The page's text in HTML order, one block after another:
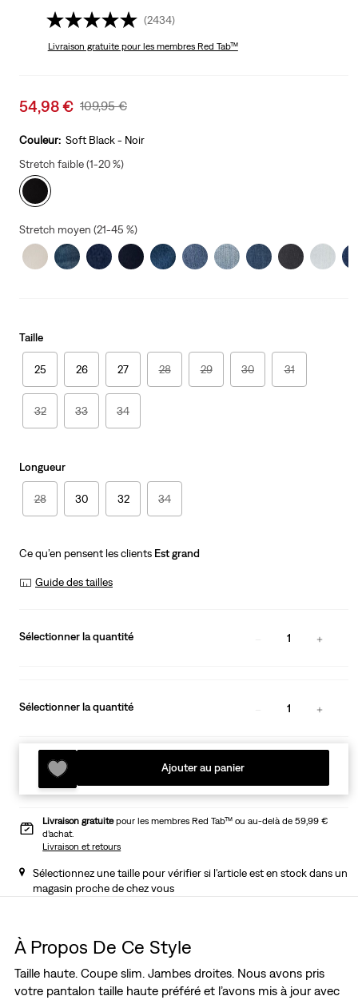
(2434)
Livraison gratuitepour les membres Red Tab™
Sale
is
54,98 € Original
Was
109,95 €
Couleur: Soft Black - Noir
Stretch faible (1-20 %)
Stretch moyen (21-45 %)
Taille
25 26 27 28 29 30 31
32 33 34
Longueur
28 30 32 34
Ce qu’en pensent les clients Est grand
Guide des tailles
Sélectionner la quantité 1
Sélectionner la quantité 1
Ajouter au panier
Livraison gratuitepour les membres Red Tab™ ou au-delà de 59,99 €
d’achat.
Livraison et retours
Sélectionnez une taille pour vérifier si l'article est en stock dans un
magasin proche de chez vous
À Propos De Ce Style
Taille haute. Coupe slim. Jambes droites. Nous avons pris
votre pantalon taille haute préféré et l’avons mis à jour avec